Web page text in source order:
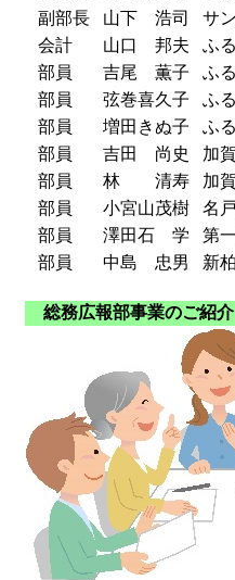
副部長
山下 浩司
サ
会計
山口 邦夫
ふ
部員
吉尾 薫子
ふ
部員
弦巻喜久子
ふ
部員
増田きぬ子
ふ
部員
吉田 尚史
加
部員
林 清寿
加
部員
小宮山茂樹
名
部員
澤田石 学
第
部員
中島 忠男 新
総務広報部事業のご紹介